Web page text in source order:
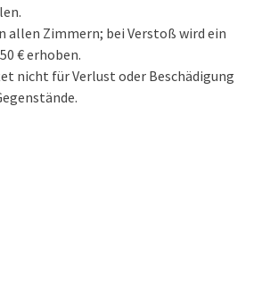
allen Zimmern; bei Verstoß wird ein
€ erhoben.
nicht für Verlust oder Beschädigung